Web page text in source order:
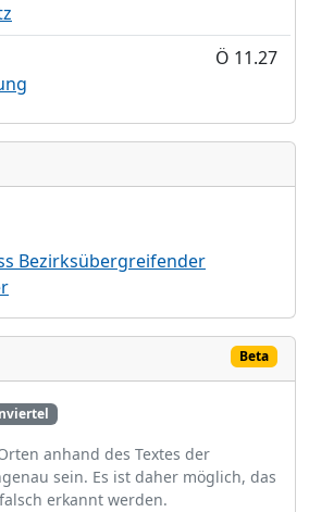
Ö 11.27
Bezirksübergreifender
Beta
anhand des Textes der
sein. Es ist daher möglich, das
erkannt werden.